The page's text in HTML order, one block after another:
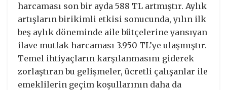
harcaması son bir ayda 588 TL artmıştır. Aylık
artışların birikimli etkisi sonucunda, yılın ilk
beş aylık döneminde aile bütçelerine yansıyan
ilave mutfak harcaması 3.950 TL’ye ulaşmıştır.
Temel ihtiyaçların karşılanmasını giderek
zorlaştıran bu gelişmeler, ücretli çalışanlar ile
emeklilerin geçim koşullarının daha da